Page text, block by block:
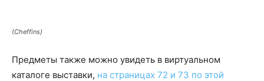
(Cheffins)
Предметы также можно увидеть в виртуальном
каталоге выставки, на страницах 72 и 73 по этой